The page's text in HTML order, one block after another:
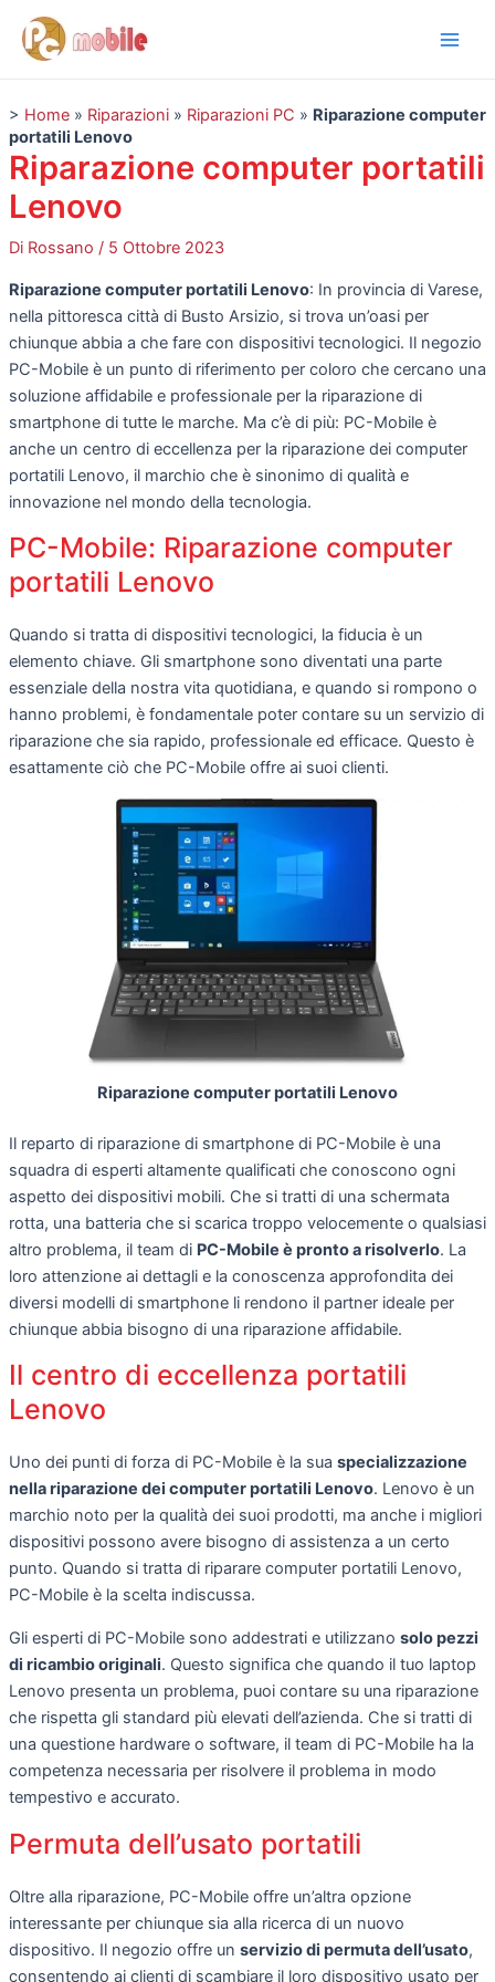
contenuto
> Home» Riparazioni» Riparazioni PC » Riparazione computer
portatili Lenovo
Riparazione computer portatili
Lenovo
Di Rossano / 5 Ottobre 2023
Riparazione computer portatili Lenovo: In provincia di Varese,
nella pittoresca città di Busto Arsizio, si trova un’oasi per
chiunque abbia a che fare con dispositivi tecnologici. Il negozio
PC-Mobile è un punto di riferimento per coloro che cercano una
soluzione affidabile e professionale per la riparazione di
smartphone di tutte le marche. Ma c’è di più: PC-Mobile è
anche un centro di eccellenza per la riparazione dei computer
portatili Lenovo, il marchio che è sinonimo di qualità e
innovazione nel mondo della tecnologia.
PC-Mobile: Riparazione computer
portatili Lenovo
Quando si tratta di dispositivi tecnologici, la fiducia è un
elemento chiave. Gli smartphone sono diventati una parte
essenziale della nostra vita quotidiana, e quando si rompono o
hanno problemi, è fondamentale poter contare su un servizio di
riparazione che sia rapido, professionale ed efficace. Questo è
esattamente ciò che PC-Mobile offre ai suoi clienti.
Riparazione computer portatili Lenovo
Il reparto di riparazione di smartphone di PC-Mobile è una
squadra di esperti altamente qualificati che conoscono ogni
aspetto dei dispositivi mobili. Che si tratti di una schermata
rotta, una batteria che si scarica troppo velocemente o qualsiasi
altro problema, il team di PC-Mobile è pronto a risolverlo. La
loro attenzione ai dettagli e la conoscenza approfondita dei
diversi modelli di smartphone li rendono il partner ideale per
chiunque abbia bisogno di una riparazione affidabile.
Il centro di eccellenza portatili
Lenovo
Uno dei punti di forza di PC-Mobile è la sua specializzazione
nella riparazione dei computer portatili Lenovo. Lenovo è un
marchio noto per la qualità dei suoi prodotti, ma anche i migliori
dispositivi possono avere bisogno di assistenza a un certo
punto. Quando si tratta di riparare computer portatili Lenovo,
PC-Mobile è la scelta indiscussa.
Gli esperti di PC-Mobile sono addestrati e utilizzano solo pezzi
di ricambio originali. Questo significa che quando il tuo laptop
Lenovo presenta un problema, puoi contare su una riparazione
che rispetta gli standard più elevati dell’azienda. Che si tratti di
una questione hardware o software, il team di PC-Mobile ha la
competenza necessaria per risolvere il problema in modo
tempestivo e accurato.
Permuta dell’usato portatili
Oltre alla riparazione, PC-Mobile offre un’altra opzione
interessante per chiunque sia alla ricerca di un nuovo
dispositivo. Il negozio offre un servizio di permuta dell’usato,
consentendo ai clienti di scambiare il loro dispositivo usato per
Navigazione
articoli